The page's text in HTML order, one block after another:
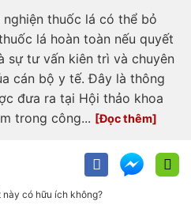
nghiện thuốc lá có thể bỏ
lá hoàn toàn nếu quyết
sự tư vấn kiên trì và chuyên
cán bộ y tế. Đây là thông
đưa ra tại Hội thảo khoa
trong công...
có hữu ích không?